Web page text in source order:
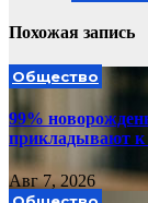
Похожая запись
Общество
99%
прикладывают к
Авг 7, 2026